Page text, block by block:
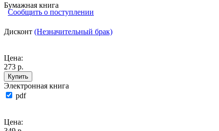
Бумажная книга
Сообщить о поступлении
Дисконт (Незначительный брак)
Цена:
273 р.
Купить
Электронная книга
pdf
Цена: